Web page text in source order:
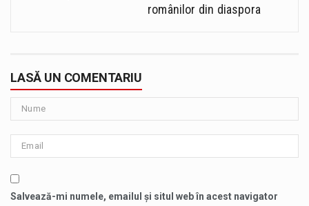
românilor din diaspora
LASĂ UN COMENTARIU
Salvează-mi numele, emailul și situl web în acest navigator